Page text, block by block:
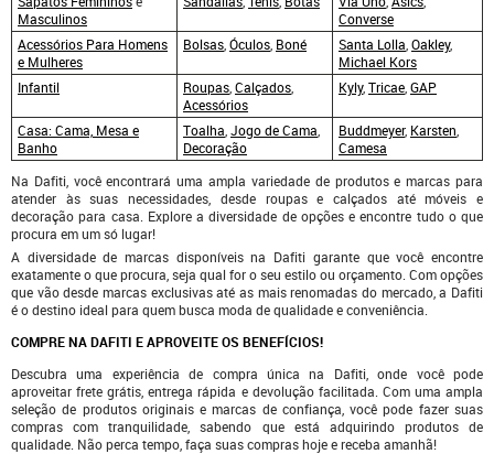
Masculinos
Converse
Acessórios Para Homens
e Mulheres
Bolsas Óculos Boné Santa Lolla Oakley,
Michael Kors
Infantil
Roupas Calçados
Acessórios
Kyly, Tricae GAP
Casa: Cama, Mesa e
Banho
Toalha Jogo de Cama
Decoração
Buddmeyer, Karsten
Camesa
Na Dafiti, você encontrará uma ampla variedade de produtos e marcas para
atender às suas necessidades, desde roupas e calçados até móveis e
decoração para casa. Explore a diversidade de opções e encontre tudo o que
procura em um só lugar!
A diversidade de marcas disponíveis na Dafiti garante que você encontre
exatamente o que procura, seja qual for o seu estilo ou orçamento. Com opções
que vão desde marcas exclusivas até as mais renomadas do mercado, a Dafiti
é o destino ideal para quem busca moda de qualidade e conveniência.
COMPRE NA DAFITI E APROVEITE OS BENEFÍCIOS!
Descubra uma experiência de compra única na Dafiti, onde você pode
aproveitar frete grátis, entrega rápida e devolução facilitada. Com uma ampla
seleção de produtos originais e marcas de confiança, você pode fazer suas
compras com tranquilidade, sabendo que está adquirindo produtos de
qualidade. Não perca tempo, faça suas compras hoje e receba amanhã!